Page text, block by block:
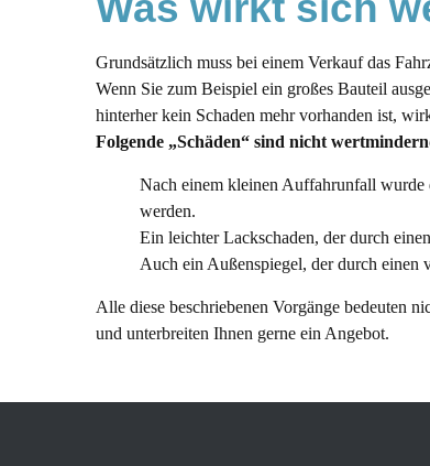
Grundsätzlich muss bei einem Verkauf das
Wenn Sie zum Beispiel ein großes Bauteil
hinterher kein Schaden mehr vorhanden ist,
Folgende „Schäden“ sind nicht
Nach einem kleinen Auffahrunfall wurde
werden.
Ein leichter Lackschaden, der durch
Auch ein Außenspiegel, der durch einen
Alle diese beschriebenen Vorgänge bedeuten
und unterbreiten Ihnen gerne ein Angebot.